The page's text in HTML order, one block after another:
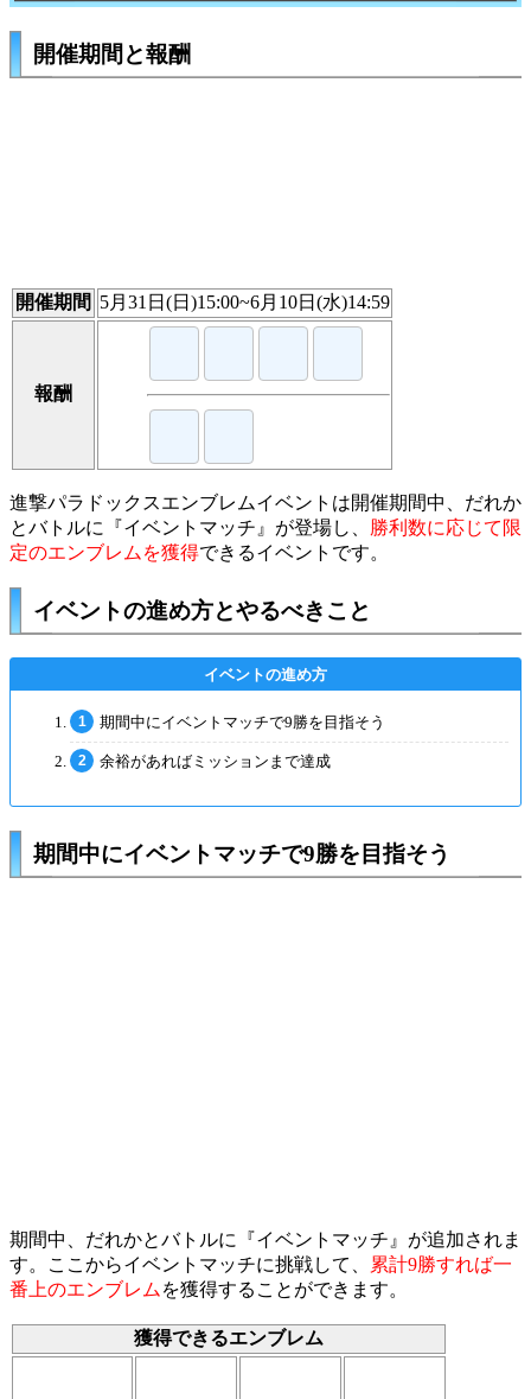
開催期間と報酬
開催期間 5月31日(日)15:00~6月10日(水)14:59
報酬
進撃パラドックスエンブレムイベントは開催期間中、だれか
とバトルに『イベントマッチ』が登場し、 勝利数に応じて限
定のエンブレムを獲得できるイベントです。
イベントの進め方とやるべきこと
期間中にイベントマッチで9勝を目指そう
余裕があればミッションまで達成
期間中にイベントマッチで9勝を目指そう
期間中、だれかとバトルに『イベントマッチ』が追加されま
す。ここからイベントマッチに挑戦して、
累計9勝すれば一
番上のエンブレム を獲得することができます。
獲得できるエンブレム